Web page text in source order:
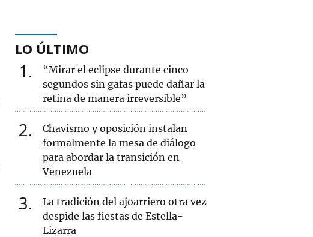
LO ÚLTIMO
1
“Mirar el eclipse durante cinco
segundos sin gafas puede dañar la
retina de manera irreversible”
2
Chavismo y oposición instalan
formalmente la mesa de diálogo
para abordar la transición en
Venezuela
3
La tradición del ajoarriero otra vez
despide las fiestas de Estella-
Lizarra